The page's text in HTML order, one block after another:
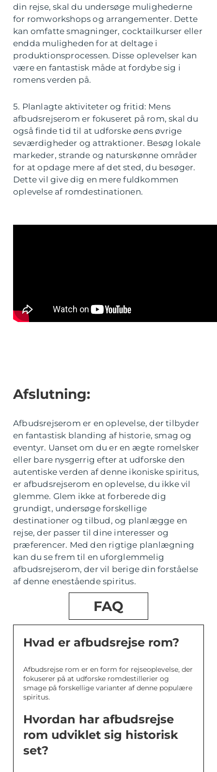
din rejse, skal du undersøge mulighederne
for romworkshops og arrangementer. Dette
kan omfatte smagninger, cocktailkurser eller
endda muligheden for at deltage i
produktionsprocessen. Disse oplevelser kan
være en fantastisk måde at fordybe sig i
romens verden på.
5. Planlagte aktiviteter og fritid: Mens
afbudsrejserom er fokuseret på rom, skal du
også finde tid til at udforske øens øvrige
seværdigheder og attraktioner. Besøg lokale
markeder, strande og naturskønne områder
for at opdage mere af det sted, du besøger.
Dette vil give dig en mere fuldkommen
oplevelse af romdestinationen.
Afslutning:
Afbudsrejserom er en oplevelse, der tilbyder
en fantastisk blanding af historie, smag og
eventyr. Uanset om du er en ægte romelsker
eller bare nysgerrig efter at udforske den
autentiske verden af denne ikoniske spiritus,
er afbudsrejserom en oplevelse, du ikke vil
glemme. Glem ikke at forberede dig
grundigt, undersøge forskellige
destinationer og tilbud, og planlægge en
rejse, der passer til dine interesser og
præferencer. Med den rigtige planlægning
kan du se frem til en uforglemmelig
afbudsrejserom, der vil berige din forståelse
af denne enestående spiritus.
FAQ
Hvad er afbudsrejse rom?
Afbudsrejse rom er en form for rejseoplevelse, der
fokuserer på at udforske romdestillerier og
smage på forskellige varianter af denne populære
spiritus.
Hvordan har afbudsrejse
rom udviklet sig historisk
set?